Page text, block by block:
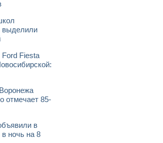
выделили
Fiesta
отмечает 85-
в
ночь на 8